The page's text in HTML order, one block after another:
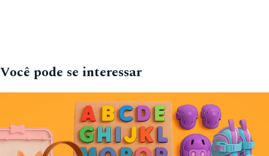
Você pode se interessar